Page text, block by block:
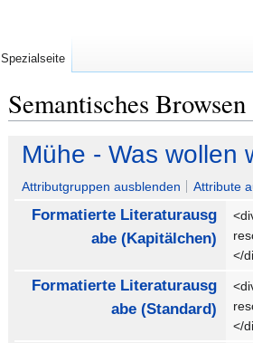
Semantisches Browsen
Zur
Navigation
springen
Zur
Suche
springen
Mühe - Was wollen
Attributgruppen ausblenden Attribute
Formatierte Literaturausg
abe (Kapitälchen)
</
Formatierte Literaturausg
abe (Standard)
</
Spezialseite